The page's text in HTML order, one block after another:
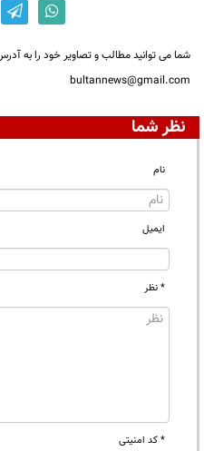
شما می توانید مطالب و تصاویر خود را به
bultannews@gmail.com
نظر شما
نام
ایمیل
* نظر
* کد امنیتی